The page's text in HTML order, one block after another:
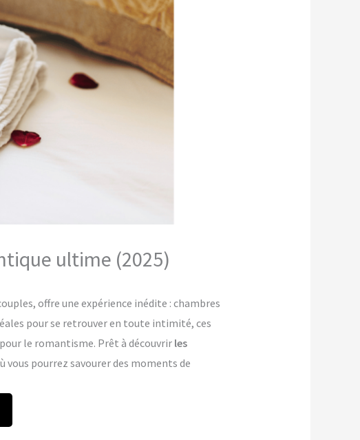
ultime (2025)
offre une expérience inédite : chambres
pour se retrouver en toute intimité, ces
le romantisme. Prêt à découvrir les
pourrez savourer des moments de